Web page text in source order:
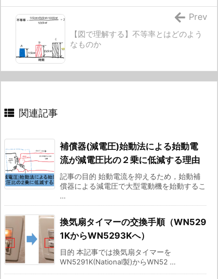
【図で理解する】不等率とはどのよう
なものか
Prev
関連記事
補償器(減電圧)始動法による始動電
流が減電圧比の２乗に低減する理由
記事の目的 始動電流を抑えるため，始動補
償器による減電圧で大型電動機を始動するこ
...
換気扇タイマーの交換手順（WN529
1KからWN5293Kへ）
目的 本記事では換気扇タイマーを
WN5291K(National製)からWN52 ...